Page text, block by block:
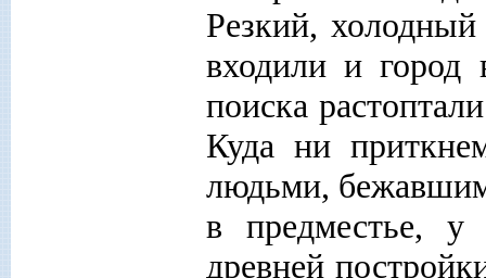
Резкий,
входили и город
поиска
Куда ни
людьми,
в предместье, у
древней